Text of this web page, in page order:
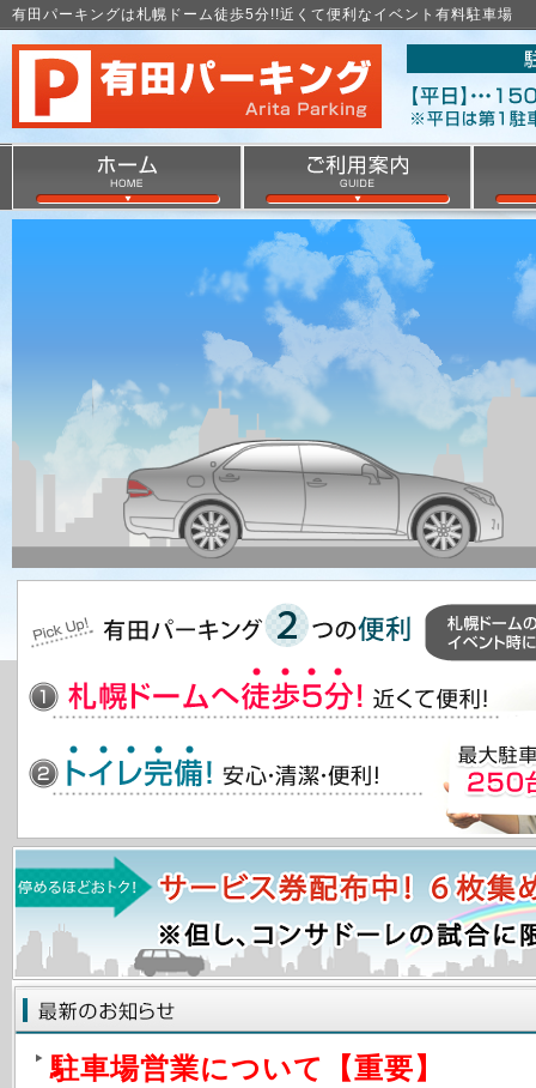
有田パーキングは札幌ドーム徒歩5分!!近くて便利なイベント有料駐車場
駐車場営業について【重要】